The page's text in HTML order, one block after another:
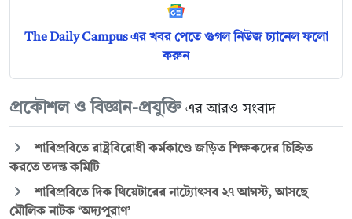
The Daily Campus এর খবর পেতে গুগল নিউজ চ্যানেল ফলো
করুন
প্রকৌশল ও বিজ্ঞান-প্রযুক্তি এর আরও সংবাদ
শাবিপ্রবিতে রাষ্ট্রবিরোধী কর্মকাণ্ডে জড়িত শিক্ষকদের চিহ্নিত
করতে তদন্ত কমিটি
শাবিপ্রবিতে দিক থিয়েটারের নাট্যোৎসব ২৭ আগস্ট, আসছে
মৌলিক নাটক ‘অদ্যপুরাণ’